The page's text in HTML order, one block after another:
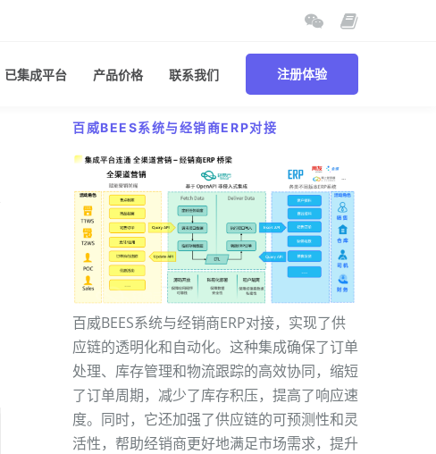
已集成平台 产品价格 联系我们 注册体验
百威BEES系统与经销商ERP对接
百威BEES系统与经销商ERP对接，实现了供
应链的透明化和自动化。这种集成确保了订单
处理、库存管理和物流跟踪的高效协同，缩短
了订单周期，减少了库存积压，提高了响应速
度。同时，它还加强了供应链的可预测性和灵
活性，帮助经销商更好地满足市场需求，提升